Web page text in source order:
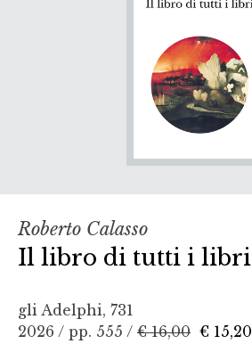
Roberto Calasso
Il libro di tutti i libri
gli Adelphi, 731
2026 / pp. 555 / € 16,00 € 15,20